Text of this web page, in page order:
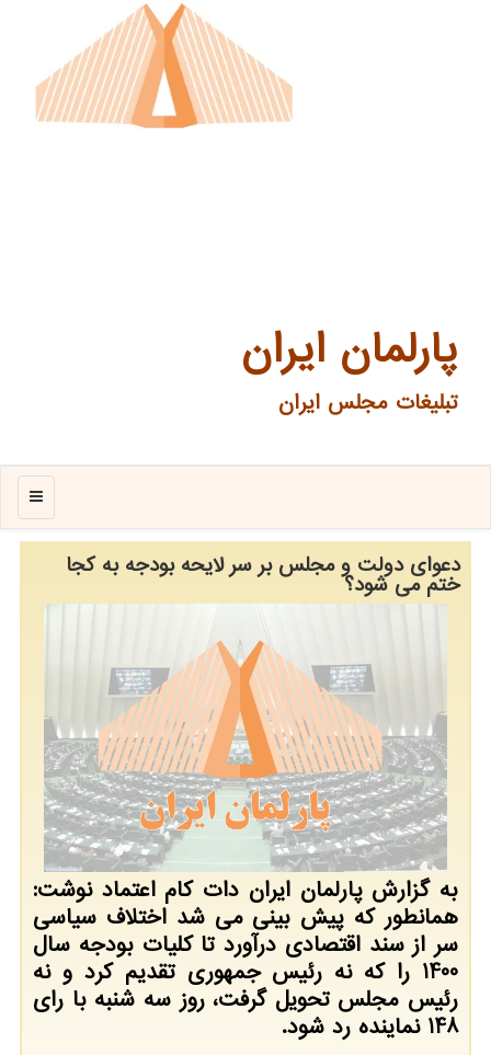
پارلمان ایران
تبلیغات مجلس ایران
منو
دعوای دولت و مجلس بر سر لایحه بودجه به كجا
ختم می شود؟
به گزارش پارلمان ایران دات کام اعتماد نوشت:
همانطور که پیش بینی می شد اختلاف سیاسی
سر از سند اقتصادی درآورد تا کلیات بودجه سال
1400 را که نه رئیس جمهوری تقدیم کرد و نه
رئیس مجلس تحویل گرفت، روز سه شنبه با رای
148 نماینده رد شود.